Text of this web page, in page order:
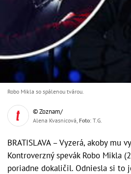
Robo Mikla so spálenou tvárou.
© Zoznam/
Alena Kvasnicová, Foto: T.G.
BRATISLAVA – Vyzerá, akoby mu
Kontroverzný spevák Robo Mikla
poriadne dokaličil. Odniesla si to